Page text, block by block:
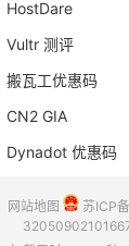
HostDare
Vultr 测评
搬瓦工优惠码
CN2 GIA
Dynadot 优惠码
网站地图 苏ICP